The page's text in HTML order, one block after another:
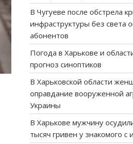
В Чугуеве после обстрела
инфраструктуры без света
абонентов
Погода в Харькове и
прогноз синоптиков
В Харьковской области
оправдание вооруженной
Украины
В Харькове мужчину
тысяч гривен у знакомого с